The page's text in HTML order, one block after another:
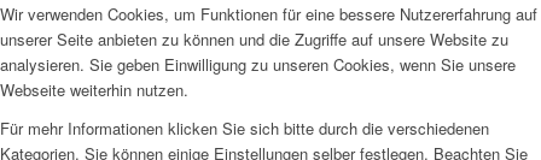
Wir verwenden Cookies, um Funktionen für eine bessere Nutzererfahrung auf
unserer Seite anbieten zu können und die Zugriffe auf unsere Website zu
analysieren. Sie geben Einwilligung zu unseren Cookies, wenn Sie unsere
Webseite weiterhin nutzen.
Für mehr Informationen klicken Sie sich bitte durch die verschiedenen
Kategorien. Sie können einige Einstellungen selber festlegen. Beachten Sie